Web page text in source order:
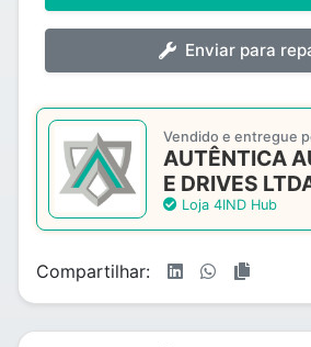
Enviar para
Vendido e entregue
AUTÊNTICA
E DRIVES
Loja 4IND Hub
Compartilhar: